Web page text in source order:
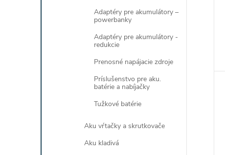
Adaptéry pre akumulátory –
powerbanky
Adaptéry pre akumulátory -
redukcie
Prenosné napájacie zdroje
Príslušenstvo pre aku.
batérie a nabíjačky
Tužkové batérie
Aku vŕtačky a skrutkovače
Aku kladivá